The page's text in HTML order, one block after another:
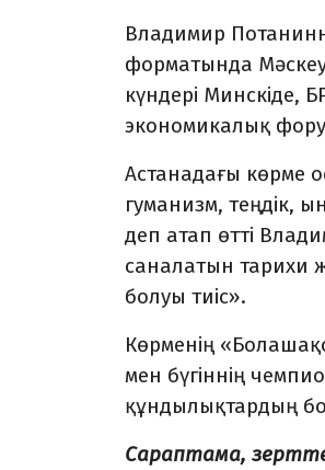
Владимир
форматында
күндері Минскіде,
экономикалық
Астанадағы көрме
гуманизм, теңдік,
деп атап өтті
саналатын тарихи
болуы тиіс».
Көрменің
мен бүгіннің
құндылықтардың
Сараптама,